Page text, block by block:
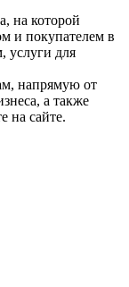
на которой
и покупателем в
услуги для
напрямую от
а также
на сайте.